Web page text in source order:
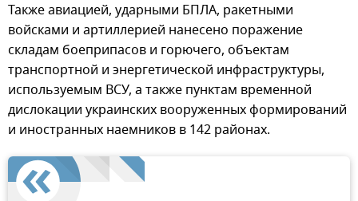
Также авиацией, ударными БПЛА, ракетными
войсками и артиллерией нанесено поражение
складам боеприпасов и горючего, объектам
транспортной и энергетической инфраструктуры,
используемым ВСУ, а также пунктам временной
дислокации украинских вооруженных формирований
и иностранных наемников в 142 районах.